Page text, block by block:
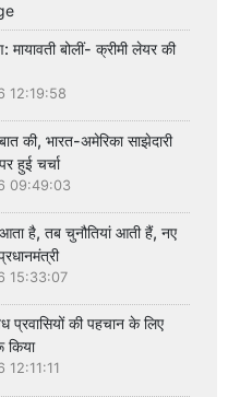
बोलीं- क्रीमी लेयर की
12:19:58
की, भारत-अमेरिका साझेदारी
हुई चर्चा
09:49:03
है, तब चुनौतियां आती हैं, नए
15:33:07
की पहचान के लिए